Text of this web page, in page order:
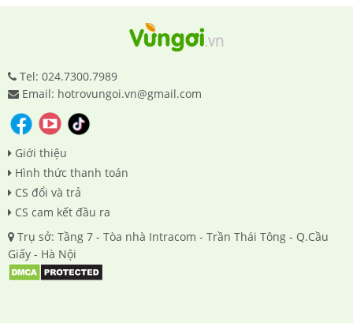
Tel: 024.7300.7989
Email: hotrovungoi.vn@gmail.com
Giới thiệu
Hình thức thanh toán
CS đổi và trả
CS cam kết đầu ra
Trụ sở: Tầng 7 - Tòa nhà Intracom - Trần Thái Tông - Q.Cầu
Giấy - Hà Nội